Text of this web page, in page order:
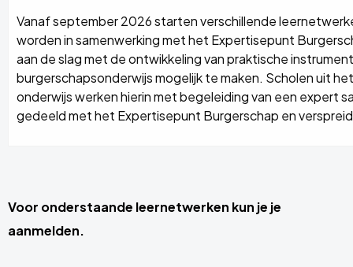
Vanaf september 2026 starten verschillende
worden in samenwerking met het Expertisepunt
aan de slag met de ontwikkeling van praktische
burgerschapsonderwijs mogelijk te maken. Scholen uit
onderwijs werken hierin met begeleiding van een expert
gedeeld met het Expertisepunt Burgerschap en
Voor onderstaande leernetwerken kun je je
aanmelden.